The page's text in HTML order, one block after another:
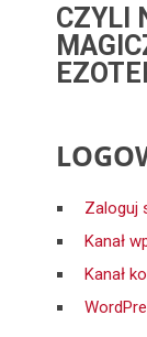
CZYLI
Zaloguj
Kanał
Kanał